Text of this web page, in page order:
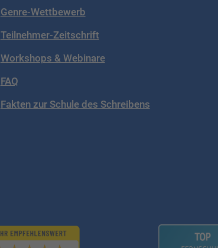
Genre-Wettbewerb
Teilnehmer-Zeitschrift
Workshops & Webinare
FAQ
Fakten zur Schule des Schreibens